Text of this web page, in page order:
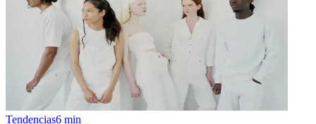
Tendencias6 min